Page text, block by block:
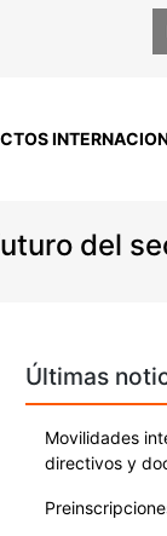
del
Últimas
Movilidades
directivos y